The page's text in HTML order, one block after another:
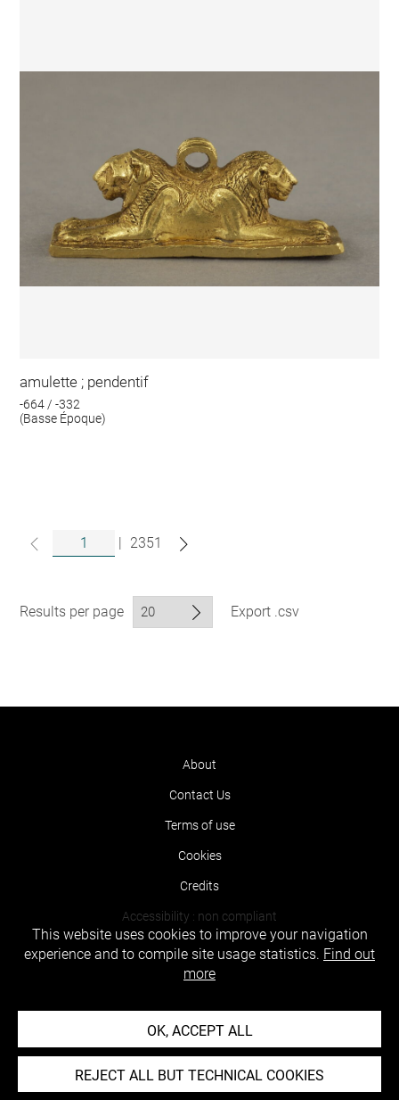
amulette ; pendentif
-664 / -332
(Basse Époque)
2351
Results per page Export .csv
About
Contact Us
Terms of use
Cookies
Credits
Accessibility : non compliant
This website uses cookies to improve your navigation
experience and to compile site usage statistics. Find out
more
OK, ACCEPT ALL
REJECT ALL BUT TECHNICAL COOKIES